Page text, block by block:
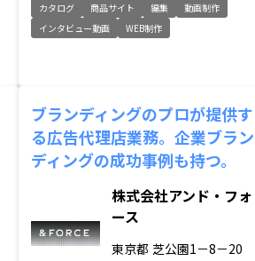
カタログ
商品サイト 編集
動画制作
インタビュー動画
WEB制作
ブランディングのプロが提供す
る広告代理店業務。企業ブラン
ディングの成功事例も持つ。
株式会社アンド・フォ
ース
東京都 芝公園1－8－20